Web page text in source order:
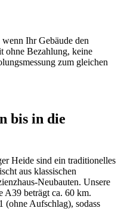
Ihr Gebäude den
ohne Bezahlung, keine
zum gleichen
bis in die
Heide sind ein traditionelles
aus klassischen
Neubauten. Unsere
A39 beträgt ca. 60 km.
Aufschlag), sodass